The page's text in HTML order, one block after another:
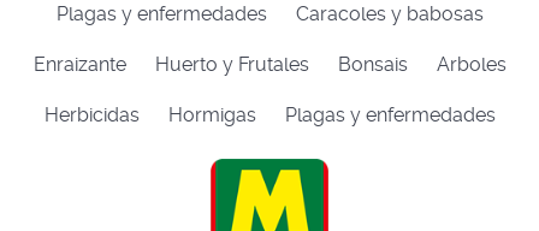
Plagas y enfermedades Caracoles y babosas
Enraizante Huerto y Frutales Bonsais Arboles
Herbicidas Hormigas Plagas y enfermedades